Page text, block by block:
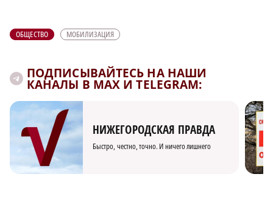
ОБЩЕСТВО МОБИЛИЗАЦИЯ
ПОДПИСЫВАЙТЕСЬ НА НАШИ
КАНАЛЫ В MAX И TELEGRAM:
НИЖЕГОРОДСКАЯ ПРАВДА
Быстро, честно, точно. И ничего лишнего